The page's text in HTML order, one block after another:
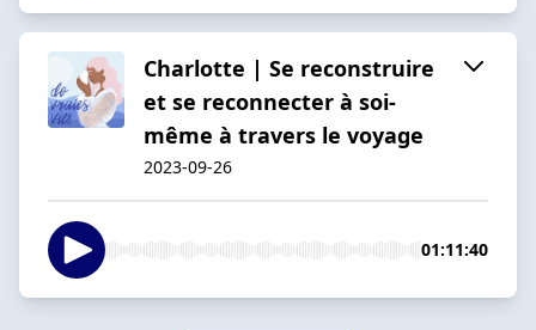
Charlotte | Se reconstruire
et se reconnecter à soi-
même à travers le voyage
2023-09-26
01:11:40